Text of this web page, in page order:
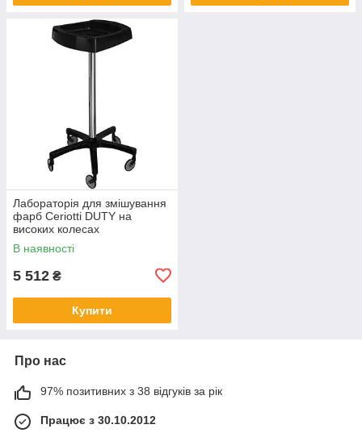
Лабораторія для змішування
фарб Ceriotti DUTY на
високих колесах
В наявності
5 512 ₴
Купити
Про нас
97% позитивних з 38 відгуків за рік
Працює з 30.10.2012